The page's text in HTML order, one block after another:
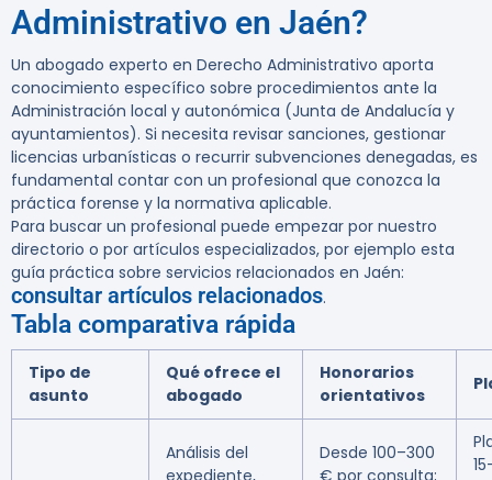
Administrativo en Jaén?
Un abogado experto en Derecho Administrativo aporta
conocimiento específico sobre procedimientos ante la
Administración local y autonómica (Junta de Andalucía y
ayuntamientos). Si necesita revisar sanciones, gestionar
licencias urbanísticas o recurrir subvenciones denegadas, es
fundamental contar con un profesional que conozca la
práctica forense y la normativa aplicable.
Para buscar un profesional puede empezar por nuestro
directorio o por artículos especializados, por ejemplo esta
guía práctica sobre servicios relacionados en Jaén:
consultar artículos relacionados.
Tabla comparativa rápida
Tipo de
asunto
Qué ofrece el
abogado
Honorarios
orientativos
Análisis del
Desde 100–300